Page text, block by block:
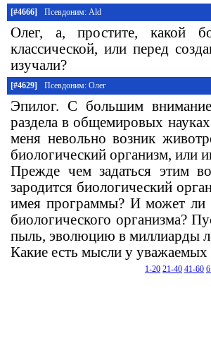
[#4666] Псевдоним: Ald
Олег, а, простите, какой
классической, или перед
изучали?
[#4629] Псевдоним: Олег
Эпилог. С большим
раздела в общемировых
меня невольно возник
биологический организм, или
Прежде чем задаться этим
зародится биологический
имея программы? И может ли
биологического организма?
пыль, эволюцию в миллиарды
Какие есть мысли у уважаемых
1-20 21-40 41-60